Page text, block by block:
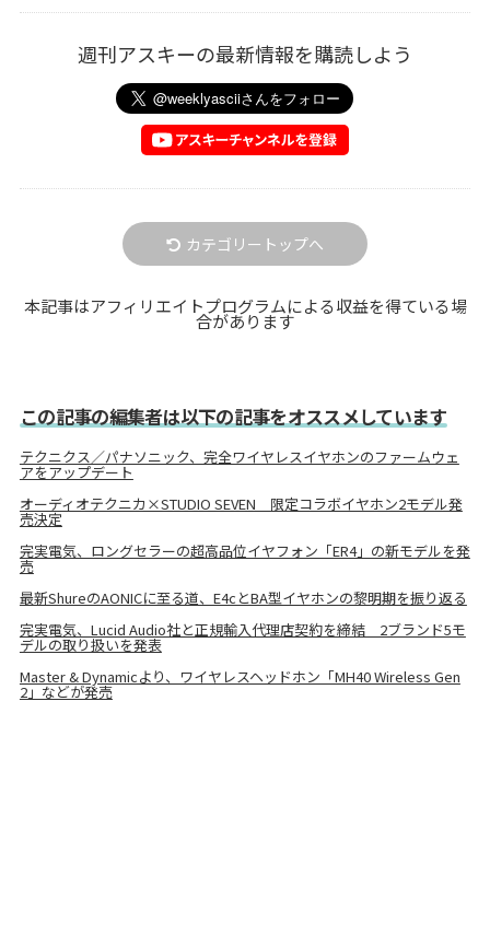
週刊アスキーの最新情報を購読しよう
カテゴリートップへ
本記事はアフィリエイトプログラムによる収益を得ている場
合があります
この記事の編集者は以下の記事をオススメしています
テクニクス／パナソニック、完全ワイヤレスイヤホンのファームウェ
アをアップデート
オーディオテクニカ×STUDIO SEVEN 限定コラボイヤホン2モデル発
売決定
完実電気、ロングセラーの超高品位イヤフォン「ER4」の新モデルを発
売
最新ShureのAONICに至る道、E4cとBA型イヤホンの黎明期を振り返る
完実電気、Lucid Audio社と正規輸入代理店契約を締結 2ブランド5モ
デルの取り扱いを発表
Master & Dynamicより、ワイヤレスヘッドホン「MH40 Wireless Gen
2」などが発売